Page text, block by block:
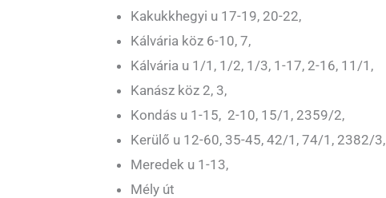
Kakukkhegyi u 17-19, 20-22,
Kálvária köz 6-10, 7,
Kálvária u 1/1, 1/2, 1/3, 1-17, 2-16, 11/1,
Kanász köz 2, 3,
Kondás u 1-15, 2-10, 15/1, 2359/2,
Kerülő u 12-60, 35-45, 42/1, 74/1, 2382/3,
Meredek u 1-13,
Mély út